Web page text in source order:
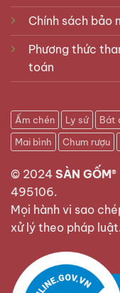
Chính sách bảo
Phương thức
toán
Ấm chén Ly sứ Bát
Mai bình
Chum rượu
© 2024 SÀN GỐM®
495106.
Mọi hành vi sao
xử lý theo pháp